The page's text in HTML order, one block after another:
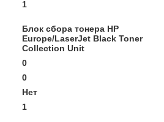
1
Блок сбора тонера HP
Europe/LaserJet Black Toner
Collection Unit
0
0
Нет
1